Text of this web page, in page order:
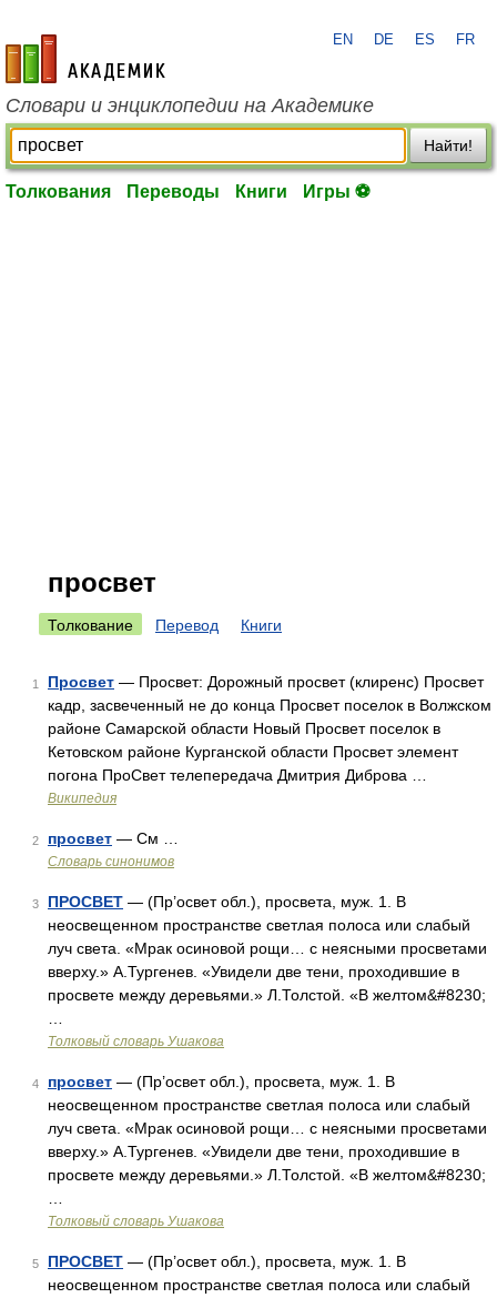
academic.ru
EN DE ES FR
Словари и энциклопедии на Академике
Найти!
Толкования Переводы Книги Игры ⚽
просвет
Толкование Перевод Книги
1 Просвет — Просвет: Дорожный просвет (клиренс) Просвет
кадр, засвеченный не до конца Просвет поселок в Волжском
районе Самарской области Новый Просвет поселок в
Кетовском районе Курганской области Просвет элемент
погона ПроСвет телепередача Дмитрия Диброва …
Википедия
2 просвет — См …
Словарь синонимов
3 ПРОСВЕТ — (Пр’освет обл.), просвета, муж. 1. В
неосвещенном пространстве светлая полоса или слабый
луч света. «Мрак осиновой рощи… с неясными просветами
вверху.» А.Тургенев. «Увидели две тени, проходившие в
просвете между деревьями.» Л.Толстой. «В желтом&#8230;
Толковый словарь Ушакова
4 просвет — (Пр’освет обл.), просвета, муж. 1. В
неосвещенном пространстве светлая полоса или слабый
луч света. «Мрак осиновой рощи… с неясными просветами
вверху.» А.Тургенев. «Увидели две тени, проходившие в
просвете между деревьями.» Л.Толстой. «В желтом&#8230;
Толковый словарь Ушакова
5 ПРОСВЕТ — (Пр’освет обл.), просвета, муж. 1. В
неосвещенном пространстве светлая полоса или слабый